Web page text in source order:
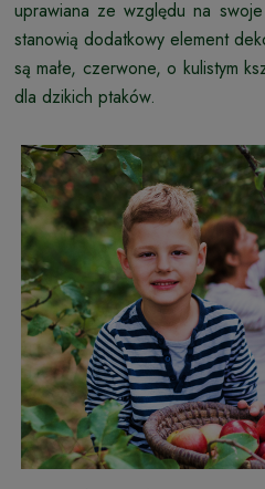
uprawiana ze względu na
stanowią dodatkowy element
są małe, czerwone, o kulistym
dla dzikich ptaków.